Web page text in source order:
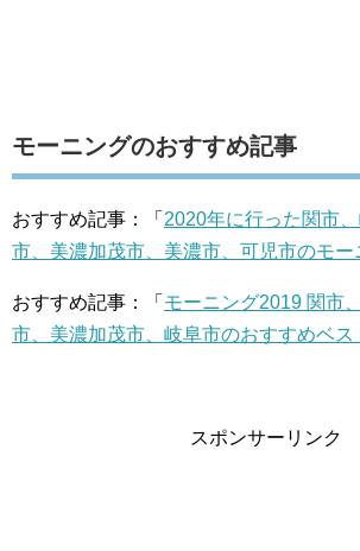
モーニングのおすすめ記事
おすすめ記事：「 2020年に行った関市
市、美濃加茂市、美濃市、可児市のモー
おすすめ記事：「 モーニング2019 関市
市、美濃加茂市、岐阜市のおすすめベス
スポンサーリンク